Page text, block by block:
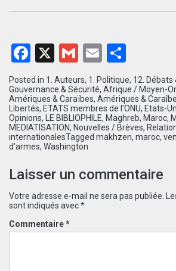
Facebook
X Gmail
Email
Posted in 1. Auteurs, 1. Politique, 12. Débats
Gouvernance & Sécurité, Afrique / Moyen-
Amériques & Caraïbes, Amériques &
Libertés, ETATS membres de l'ONU, Etats-
Opinions, LE BIBLIOPHILE, Maghreb, Maroc,
MEDIATISATION, Nouvelles / Brèves,
internationalesTagged makhzen, maroc,
d'armes, Washington
Laisser un commentaire
Votre adresse e-mail ne sera pas publiée.
sont indiqués avec*
Commentaire*